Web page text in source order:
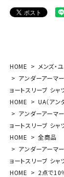
HOME メンズ・
アンダーアーマ
ョートスリーブ シ
HOME
UA（アン
アンダーアーマ
ョートスリーブ シ
HOME
全商品
アンダーアーマ
ョートスリーブ シ
HOME
2点で10